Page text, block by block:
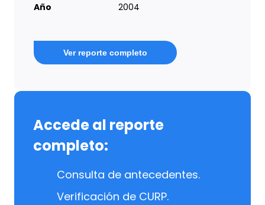
Año 2004
Ver reporte completo
Accede al reporte
completo:
Consulta de antecedentes.
Verificación de CURP.